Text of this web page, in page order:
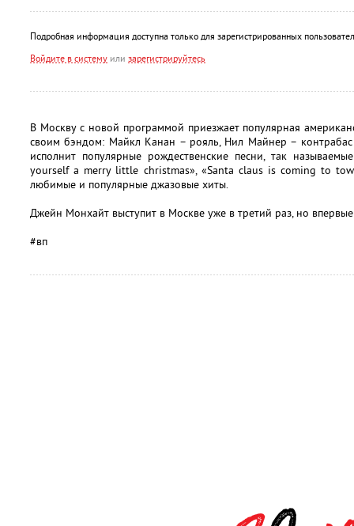
Подробная информация доступна только для зарегистрированных
Войдите в систему или зарегистрируйтесь
В Москву с новой программой приезжает популярная
своим бэндом: Майкл Канан – рояль, Нил Майнер –
исполнит популярные рождественские песни, так
yourself a merry little christmas», «Santa claus is coming to
любимые и популярные джазовые хиты.
Джейн Монхайт выступит в Москве уже в третий раз, но
#вп